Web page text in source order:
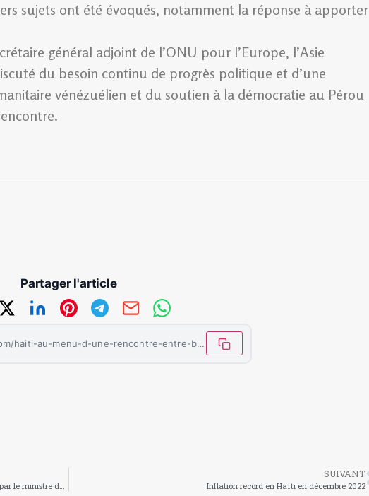
sujets ont été évoqués, notamment la réponse à apporter
général adjoint de l’ONU pour l’Europe, l’Asie
du besoin continu de progrès politique et d’une
vénézuélien et du soutien à la démocratie au Pérou
Partager l'article
https://letemoinhaiti.com/haiti-au-menu-d-une-rencontre-entre-brian-a-nichols-et-miroslav-jen-a/
SUIVANT
Inflation record en Haïti en décembre 2022